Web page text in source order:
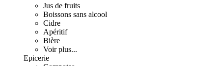
Jus de fruits
Boissons sans alcool
Cidre
Apéritif
Bière
Voir plus...
Epicerie